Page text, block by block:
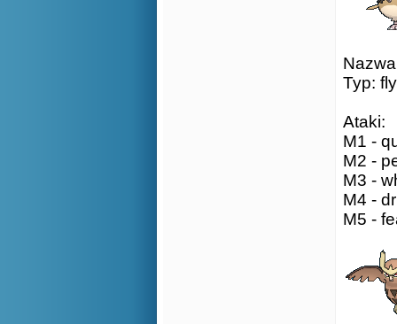
Typ:
Ataki:
M1 -
M2 -
M3 -
M4 -
M5 -